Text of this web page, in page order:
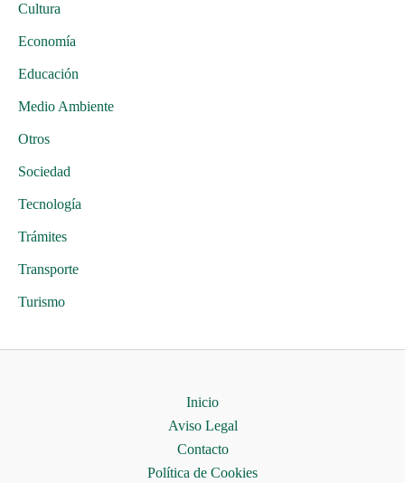
Cultura
Economía
Educación
Medio Ambiente
Otros
Sociedad
Tecnología
Trámites
Transporte
Turismo
Inicio
Aviso Legal
Contacto
Política de Cookies